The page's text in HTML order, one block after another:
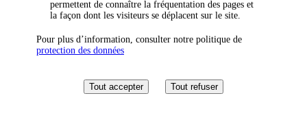
permettent de connaître la fréquentation des pages et
la façon dont les visiteurs se déplacent sur le site.
Pour plus d’information, consulter notre politique de
protection des données
Tout accepter Tout refuser